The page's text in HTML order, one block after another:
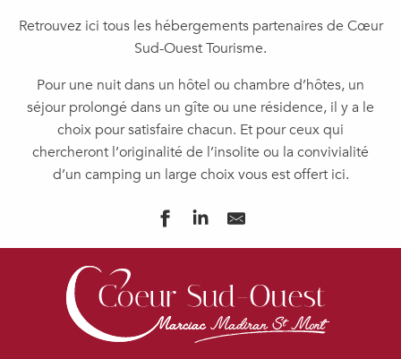
Retrouvez ici tous les hébergements partenaires de Cœur
Sud-Ouest Tourisme.
Pour une nuit dans un hôtel ou chambre d’hôtes, un
séjour prolongé dans un gîte ou une résidence, il y a le
choix pour satisfaire chacun. Et pour ceux qui
chercheront l’originalité de l’insolite ou la convivialité
d’un camping un large choix vous est offert ici.
LA PARENTHESE SAINT-ESSELIN - LODGE 5 PERSONNES
MAISON D'HÔTES LA CORDILLIÈRE
HALTE SAINT-FRUCTUEUX
L’ÉTAPE TERMOISE